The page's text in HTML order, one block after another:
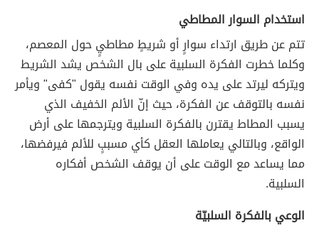
استخدام السوار المطاطي
تتم عن طريق ارتداء سوارٍ أو شريطٍ مطاطيٍ حول المعصم،
وكلما خطرت الفكرة السلبية على بال الشخص يشد الشريط
ويتركه ليرتد على يده وفي الوقت نفسه يقول "كفى" ويأمر
نفسه بالتوقف عن الفكرة، حيث إنّ الألم الخفيف الذي
يسبب المطاط يقترن بالفكرة السلبية ويترجمها على أرض
الواقع، وبالتالي يعاملها العقل كأي مسببٍ للألم فيرفضها،
مما يساعد مع الوقت على أن يوقف الشخص أفكاره
السلبية.
الوعي بالفكرة السلبيّة